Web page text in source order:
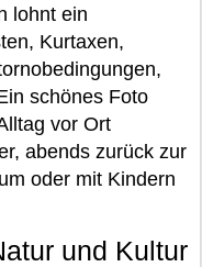
lohnt ein
Kurtaxen,
schönes Foto
vor Ort
abends zurück zur
oder mit Kindern
und Kultur